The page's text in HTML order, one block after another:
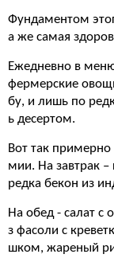
Фундаментом
а же самая
Ежедневно в
фермерские
бу, и лишь по
ь десертом.
Вот так примерно
мии. На завтрак –
редка бекон из
На обед - салат с
з фасоли с
шком, жареный